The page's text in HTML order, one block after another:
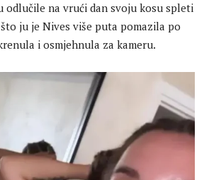
odlučile na vrući dan svoju kosu spleti
ju je Nives više puta pomazila po
i osmjehnula za kameru.